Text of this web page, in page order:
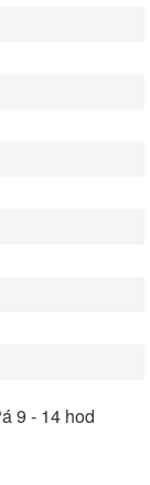
9 - 14 hod